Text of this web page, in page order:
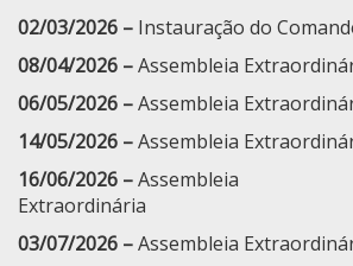
02/03/2026 – Instauração do
08/04/2026 –Assembleia
06/05/2026 –Assembleia
14/05/2026 –Assembleia
16/06/2026 –Assembleia
Extraordinária
03/07/2026 –Assembleia